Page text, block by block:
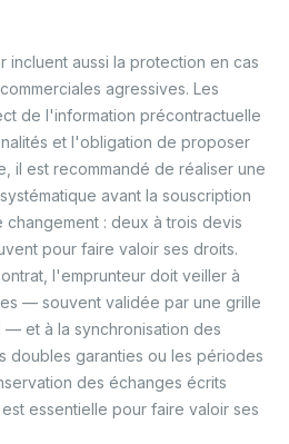
incluent aussi la protection en cas
agressives. Les
de l'information précontractuelle
et l'obligation de proposer
il est recommandé de réaliser une
avant la souscription
: deux à trois devis
pour faire valoir ses droits.
l'emprunteur doit veiller à
— souvent validée par une grille
— et à la synchronisation des
doubles garanties ou les périodes
des échanges écrits
essentielle pour faire valoir ses